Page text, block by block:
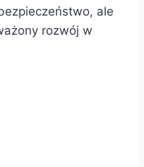
ale
rozwój w